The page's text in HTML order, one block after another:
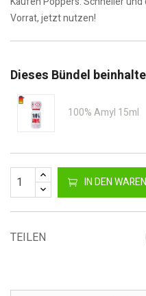
Vorrat, jetzt nutzen!
Dieses Bündel
100% Amyl 15ml
IN DEN
TEILEN